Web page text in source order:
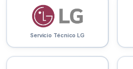
Servicio Técnico LG